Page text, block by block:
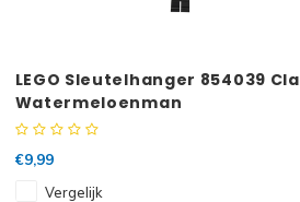
LEGO Sleutelhanger 854039
Watermeloenman
€9,99
Vergelijk